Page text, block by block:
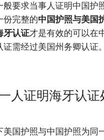
般要求当事人证明中国护
份完整的中国护照与美国
牙认证才是有效的可以在
证需经过美国州务卿认证。
人证明海牙认证
美国护照与中国护照为同